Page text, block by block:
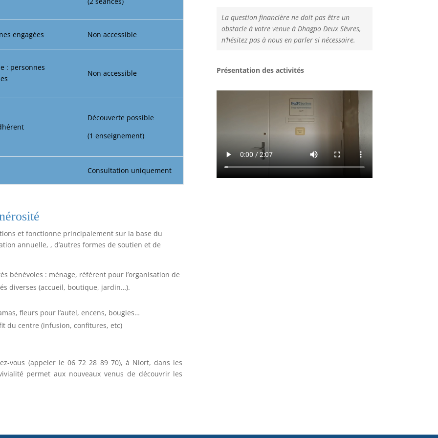
engagées Non accessible
: personnes
Non accessible
Découverte possible
(1 enseignement)
Consultation uniquement
et fonctionne principalement sur la base du
annuelle, , d’autres formes de soutien et de
bénévoles : ménage, référent pour l’organisation de
diverses (accueil, boutique, jardin…).
fleurs pour l’autel, encens, bougies…
du centre (infusion, confitures, etc)
vous (appeler le 06 72 28 89 70), à Niort, dans les
permet aux nouveaux venus de découvrir les
La question financière ne doit pas être un
obstacle à votre venue à DhagpoDeux Sèvres,
n’hésitez pas à nous en parler si nécessaire.
Présentation des activités